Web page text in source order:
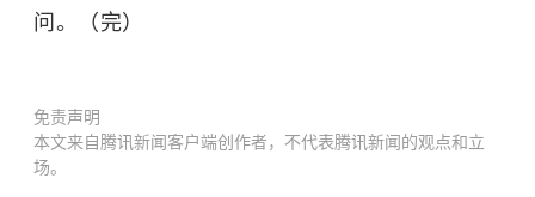
问。（完）
免责声明
本文来自腾讯新闻客户端创作者，不代表腾讯新闻的观点和立
场。